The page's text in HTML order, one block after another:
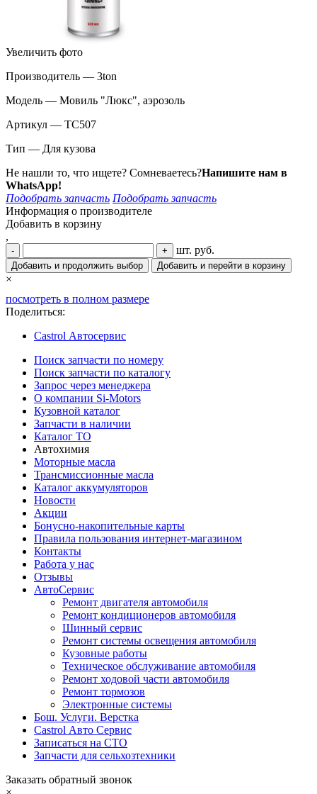
Увеличить фото
Производитель — 3ton
Модель — Мовиль "Люкс", аэрозоль
Артикул — TC507
Тип — Для кузова
Не нашли то, что ищете? Сомневаетесь?Напишите нам в
WhatsApp!
Подобрать запчасть Подобрать запчасть
Информация о производителе
Добавить в корзину
,
- + шт. руб.
Добавить и продолжить выбор Добавить и перейти в корзину
×
посмотреть в полном размере
Поделиться:
Castrol Автосервис
Поиск запчасти по номеру
Поиск запчасти по каталогу
Запрос через менеджера
О компании Si-Motors
Кузовной каталог
Запчасти в наличии
Каталог ТО
Автохимия
Моторные масла
Трансмиссионные масла
Каталог аккумуляторов
Новости
Акции
Бонусно-накопительные карты
Правила пользования интернет-магазином
Контакты
Работа у нас
Отзывы
АвтоСервис
Ремонт двигателя автомобиля
Ремонт кондиционеров автомобиля
Шинный сервис
Ремонт системы освещения автомобиля
Кузовные работы
Техническое обслуживание автомобиля
Ремонт ходовой части автомобиля
Ремонт тормозов
Электронные системы
Бош. Услуги. Верстка
Castrol Авто Сервис
Записаться на СТО
Запчасти для сельхозтехники
Заказать обратный звонок